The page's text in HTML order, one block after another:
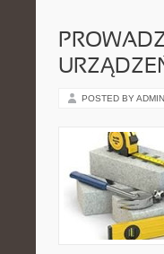
POSTED BY ADMIN